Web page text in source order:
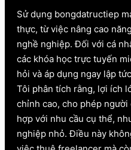
Sử dụng bongdatructiep
thực, từ việc nâng cao
nghề nghiệp. Đối với cá
các khóa học trực tuyến
hỏi và áp dụng ngay lập
Tôi phân tích rằng, lợi ích
chỉnh cao, cho phép
hợp với nhu cầu cụ thể,
nghiệp nhỏ. Điều này